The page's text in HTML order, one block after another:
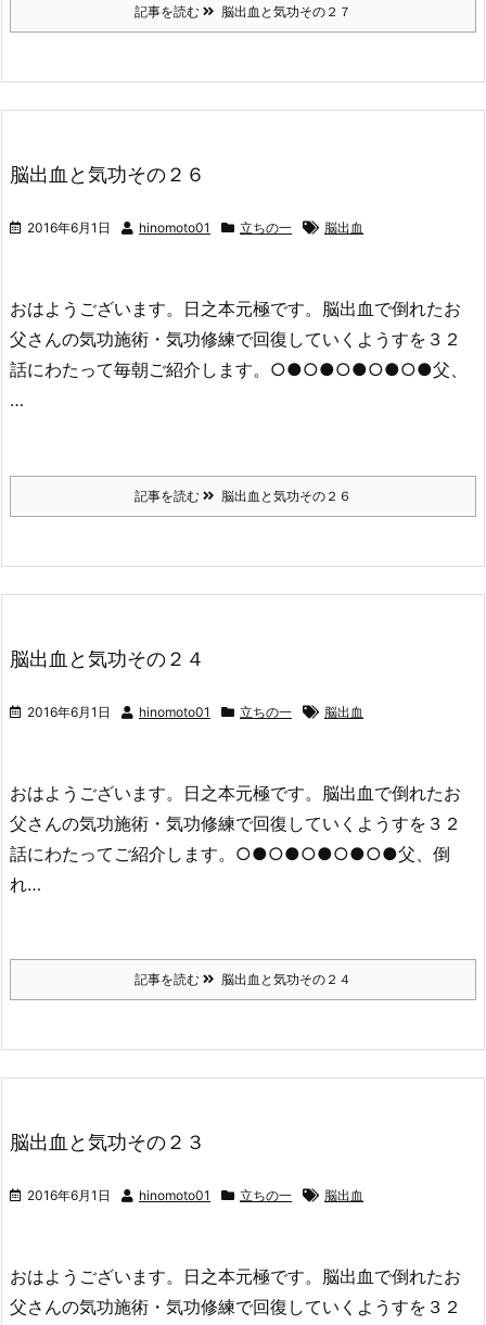
記事を読む 脳出血と気功その２７
脳出血と気功その２６
2016年6月1日 hinomoto01 立ちの一 脳出血
おはようございます。日之本元極です。脳出血で倒れたお
父さんの気功施術・気功修練で回復していくようすを３２
話にわたって毎朝ご紹介します。○●○●○●○●○●父、
…
記事を読む 脳出血と気功その２６
脳出血と気功その２４
2016年6月1日 hinomoto01 立ちの一 脳出血
おはようございます。日之本元極です。脳出血で倒れたお
父さんの気功施術・気功修練で回復していくようすを３２
話にわたってご紹介します。○●○●○●○●○●父、倒
れ…
記事を読む 脳出血と気功その２４
脳出血と気功その２３
2016年6月1日 hinomoto01 立ちの一 脳出血
おはようございます。日之本元極です。脳出血で倒れたお
父さんの気功施術・気功修練で回復していくようすを３２